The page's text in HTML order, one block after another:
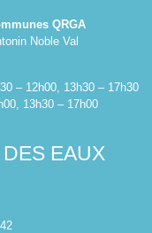
QRGA
Noble Val
– 12h00, 13h30 – 17h30
13h30 – 17h00
EAUX